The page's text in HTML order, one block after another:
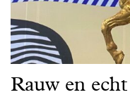
Rauw en echt